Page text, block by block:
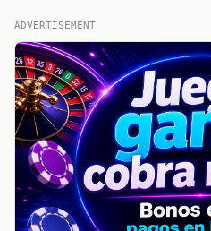
ADVERTISEMENT